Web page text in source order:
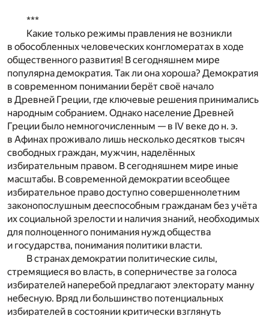
***
Какие только режимы правления не возникли
в обособленных человеческих конгломератах в ходе
общественного развития! В сегодняшнем мире
популярна демократия. Так ли она хороша? Демократия
в современном понимании берёт своё начало
в Древней Греции, где ключевые решения принимались
народным собранием. Однако население Древней
Греции было немногочисленным — в IV веке до н. э.
в Афинах проживало лишь несколько десятков тысяч
свободных граждан, мужчин, наделённых
избирательным правом. В сегодняшнем мире иные
масштабы. В современной демократии всеобщее
избирательное право доступно совершеннолетним
законопослушным дееспособным гражданам без учёта
их социальной зрелости и наличия знаний, необходимых
для полноценного понимания нужд общества
и государства, понимания политики власти.
В странах демократии политические силы,
стремящиеся во власть, в соперничестве за голоса
избирателей наперебой предлагают электорату манну
небесную. Вряд ли большинство потенциальных
избирателей в состоянии критически взглянуть